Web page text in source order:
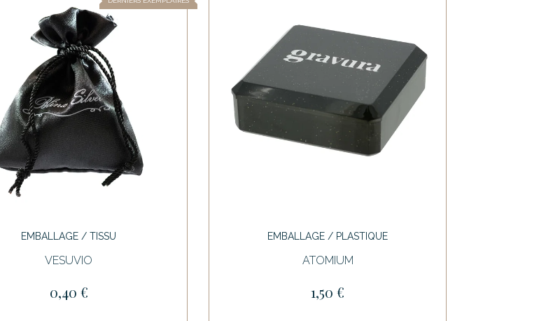
EMBALLAGE / TISSU
VESUVIO
0,40 €
EMBALLAGE / PLASTIQUE
ATOMIUM
1,50 €